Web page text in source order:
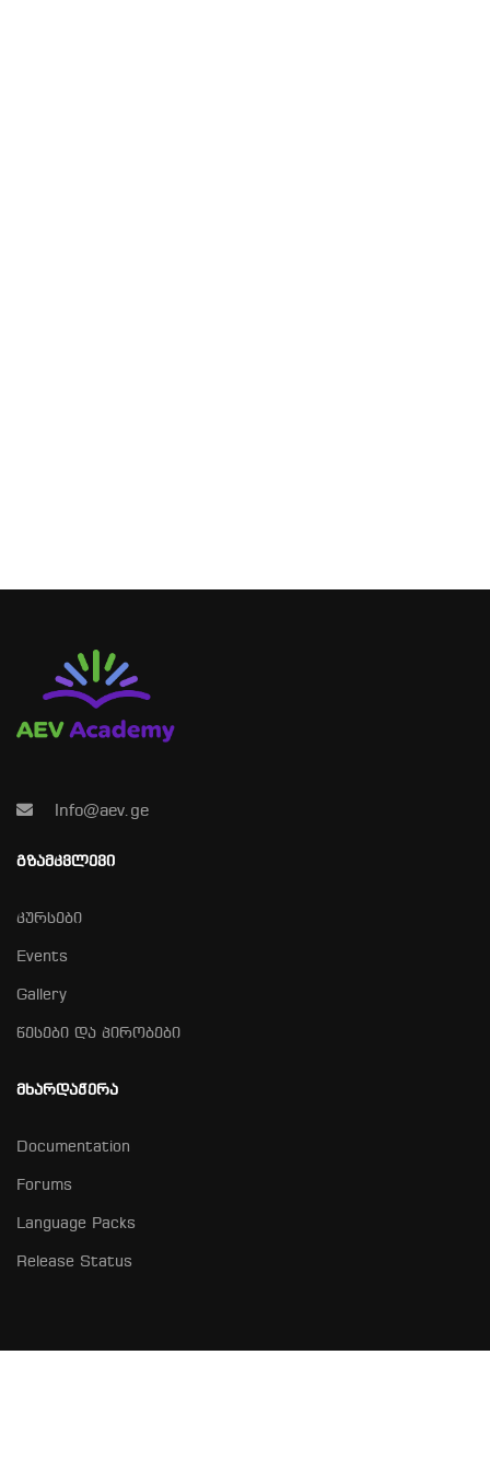
Info@aev.ge
ᲒᲖᲐᲛᲙᲕᲚᲔᲕᲘ
კურსები
Events
Gallery
წესები და პირობები
ᲛᲮᲐᲠᲓᲐᲭᲔᲠᲐ
Documentation
Forums
Language Packs
Release Status